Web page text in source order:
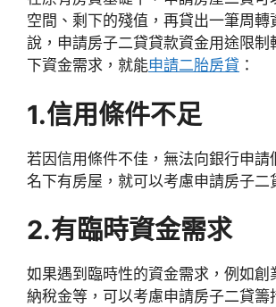
空間、剩下的殘值，再貸出一筆周轉
說，申請房子二貸貸款資金用途限制
下資金需求，就能申請二胎房貸 ：
1.信用條件不足
若因信用條件不佳，無法向銀行申請
名下有房屋，就可以考慮申請房子二
2.有臨時資金需求
如果遇到臨時性的資金需求，例如創
納稅金等，可以考慮申請房子二貸籌